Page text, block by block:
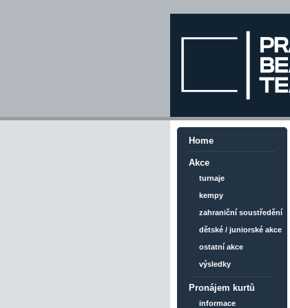
Home
Akce
turnaje
kempy
zahraniční soustředění
dětské / juniorské akce
ostatní akce
výsledky
Pronájem kurtů
informace